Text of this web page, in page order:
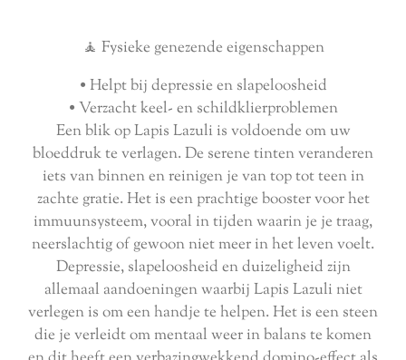
🧘 Fysieke genezende eigenschappen
• Helpt bij depressie en slapeloosheid
• Verzacht keel- en schildklierproblemen
Een blik op Lapis Lazuli is voldoende om uw
bloeddruk te verlagen. De serene tinten veranderen
iets van binnen en reinigen je van top tot teen in
zachte gratie. Het is een prachtige booster voor het
immuunsysteem, vooral in tijden waarin je je traag,
neerslachtig of gewoon niet meer in het leven voelt.
Depressie, slapeloosheid en duizeligheid zijn
allemaal aandoeningen waarbij Lapis Lazuli niet
verlegen is om een handje te helpen. Het is een steen
die je verleidt om mentaal weer in balans te komen